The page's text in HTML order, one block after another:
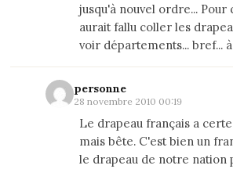
jusqu'à nouvel ordre...
aurait fallu coller les
voir départements... bref...
personne
28 novembre 2010 00:19
Le drapeau français a
mais bête. C'est bien un
le drapeau de notre nation